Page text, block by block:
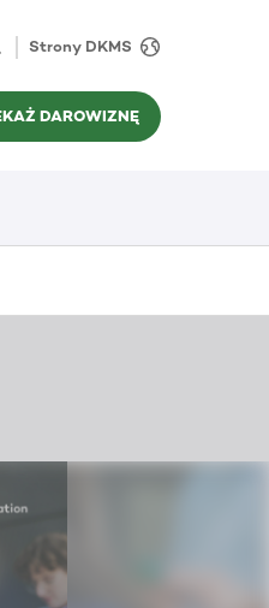
Strony DKMS
DAROWIZNĘ